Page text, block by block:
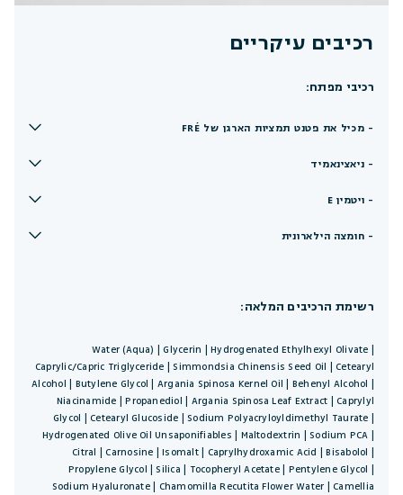
רכיבים עיקריים
רכיבי מפתח:
- מכיל את פטנט תמציות הארגן של FRÉ
- ניאצינאמיד
- ויטמין E
- חומצה הילארונית
רשימת הרכיבים המלאה:
Water (Aqua) | Glycerin | Hydrogenated Ethylhexyl Olivate |
Caprylic/Capric Triglyceride | Simmondsia Chinensis Seed Oil | Cetearyl
Alcohol | Butylene Glycol | Argania Spinosa Kernel Oil | Behenyl Alcohol |
Niacinamide | Propanediol | Argania Spinosa Leaf Extract | Caprylyl
Glycol | Cetearyl Glucoside | Sodium Polyacryloyldimethyl Taurate |
Hydrogenated Olive Oil Unsaponifiables | Maltodextrin | Sodium PCA |
Citral | Carnosine | Isomalt | Caprylhydroxamic Acid | Bisabolol |
Propylene Glycol | Silica | Tocopheryl Acetate | Pentylene Glycol |
Sodium Hyaluronate | Chamomilla Recutita Flower Water | Camellia